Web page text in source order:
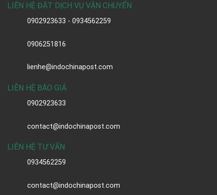
LIÊN HỆ ĐẶT DỊCH VỤ VẬN CHUYỂN
0902923633 - 0934562259
0906251816
lienhe@indochinapost.com
LIÊN HỆ BÁO GIÁ
0902923633
contact@indochinapost.com
LIÊN HỆ TƯ VẤN
0934562259
contact@indochinapost.com